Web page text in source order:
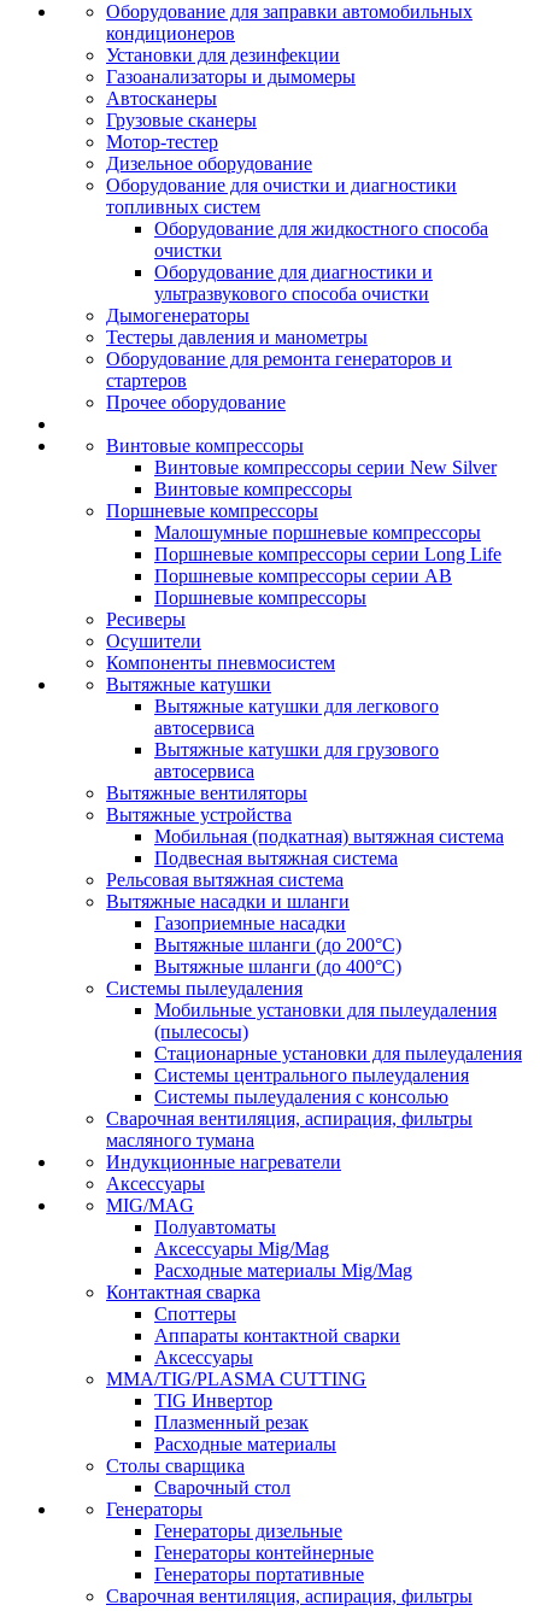
Оборудование для заправки автомобильных
кондиционеров
Установки для дезинфекции
Газоанализаторы и дымомеры
Автосканеры
Грузовые сканеры
Мотор-тестер
Дизельное оборудование
Оборудование для очистки и диагностики
топливных систем
Оборудование для жидкостного способа
очистки
Оборудование для диагностики и
ультразвукового способа очистки
Дымогенераторы
Тестеры давления и манометры
Оборудование для ремонта генераторов и
стартеров
Прочее оборудование
Винтовые компрессоры
Винтовые компрессоры серии New Silver
Винтовые компрессоры
Поршневые компрессоры
Малошумные поршневые компрессоры
Поршневые компрессоры серии Long Life
Поршневые компрессоры серии AB
Поршневые компрессоры
Ресиверы
Осушители
Компоненты пневмосистем
Вытяжные катушки
Вытяжные катушки для легкового
автосервиса
Вытяжные катушки для грузового
автосервиса
Вытяжные вентиляторы
Вытяжные устройства
Мобильная (подкатная) вытяжная система
Подвесная вытяжная система
Рельсовая вытяжная система
Вытяжные насадки и шланги
Газоприемные насадки
Вытяжные шланги (до 200°C)
Вытяжные шланги (до 400°C)
Системы пылеудаления
Мобильные установки для пылеудаления
(пылесосы)
Стационарные установки для пылеудаления
Системы центрального пылеудаления
Системы пылеудаления с консолью
Сварочная вентиляция, аспирация, фильтры
масляного тумана
Индукционные нагреватели
Аксессуары
MIG/MAG
Полуавтоматы
Аксессуары Mig/Mag
Расходные материалы Mig/Mag
Контактная сварка
Споттеры
Аппараты контактной сварки
Аксессуары
MMA/TIG/PLASMA CUTTING
TIG Инвертор
Плазменный резак
Расходные материалы
Столы сварщика
Сварочный стол
Генераторы
Генераторы дизельные
Генераторы контейнерные
Генераторы портативные
Сварочная вентиляция, аспирация, фильтры